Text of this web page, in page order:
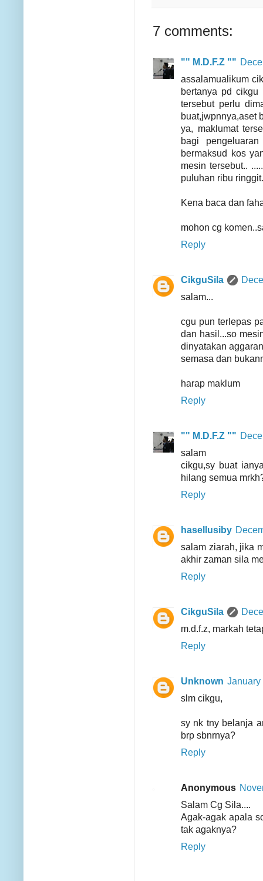
7 comments:
"" M.D.F.Z ""
assalamualikum
bertanya pd cikgu
tersebut perlu
buat,jwpnnya,aset
ya, maklumat
bagi
bermaksud kos
mesin tersebut..
puluhan ribu ringgit.
Kena baca dan
mohon cg
Reply
CikguSila
salam...
cgu pun terlepas
dan hasil...so
dinyatakan
semasa dan
harap maklum
Reply
"" M.D.F.Z ""
salam
cikgu,sy buat
hilang semua
Reply
hasellusiby
salam ziarah, jika
akhir zaman sila
Reply
CikguSila
m.d.f.z, markah
Reply
Unknown January
slm cikgu,
sy nk tny belanja
brp sbnrnya?
Reply
Anonymous
Salam Cg Sila....
Agak-agak apala
tak agaknya?
Reply